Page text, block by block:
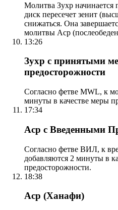
Молитва Зухр начинается
диск пересечет зенит
снижаться. Она
молитвы Аср
13:26
Зухр с принятыми
предосторожности
Согласно фетве MWL, к
минуты в качестве меры
17:34
Аср с Введенными
Согласно фетве ВИЛ, к
добавляются 2 минуты в
предосторожности.
18:38
Аср (Ханафи)